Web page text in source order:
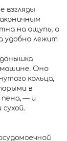
взгляды
на ощупь, а
удобно лежит
машине. Оно
кольца,
в
пена, — и